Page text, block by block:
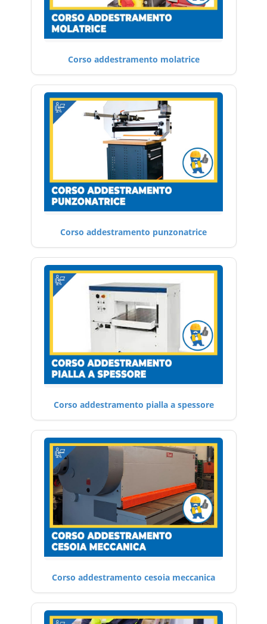
Corso addestramento molatrice
Corso addestramento punzonatrice
Corso addestramento pialla a spessore
Corso addestramento cesoia meccanica